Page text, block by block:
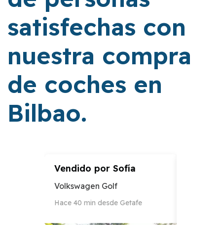
satisfechas con
nuestra compra
de coches en
Bilbao.
Vendido por Sofía
Volkswagen Golf
Hace 40 min desde Getafe